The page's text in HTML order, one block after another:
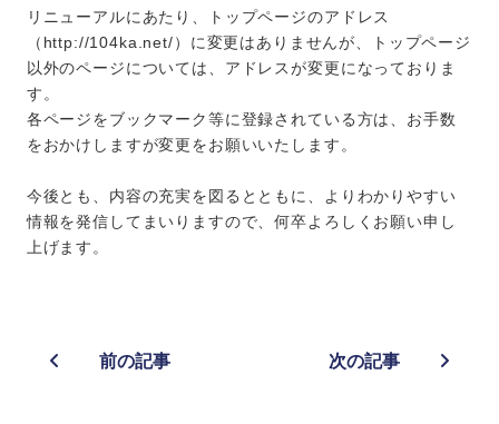
リニューアルにあたり、トップページのアドレス
（http://104ka.net/）に変更はありませんが、トップページ
以外のページについては、アドレスが変更になっておりま
す。
各ページをブックマーク等に登録されている方は、お手数
をおかけしますが変更をお願いいたします。
今後とも、内容の充実を図るとともに、よりわかりやすい
情報を発信してまいりますので、何卒よろしくお願い申し
上げます。
前の記事 次の記事